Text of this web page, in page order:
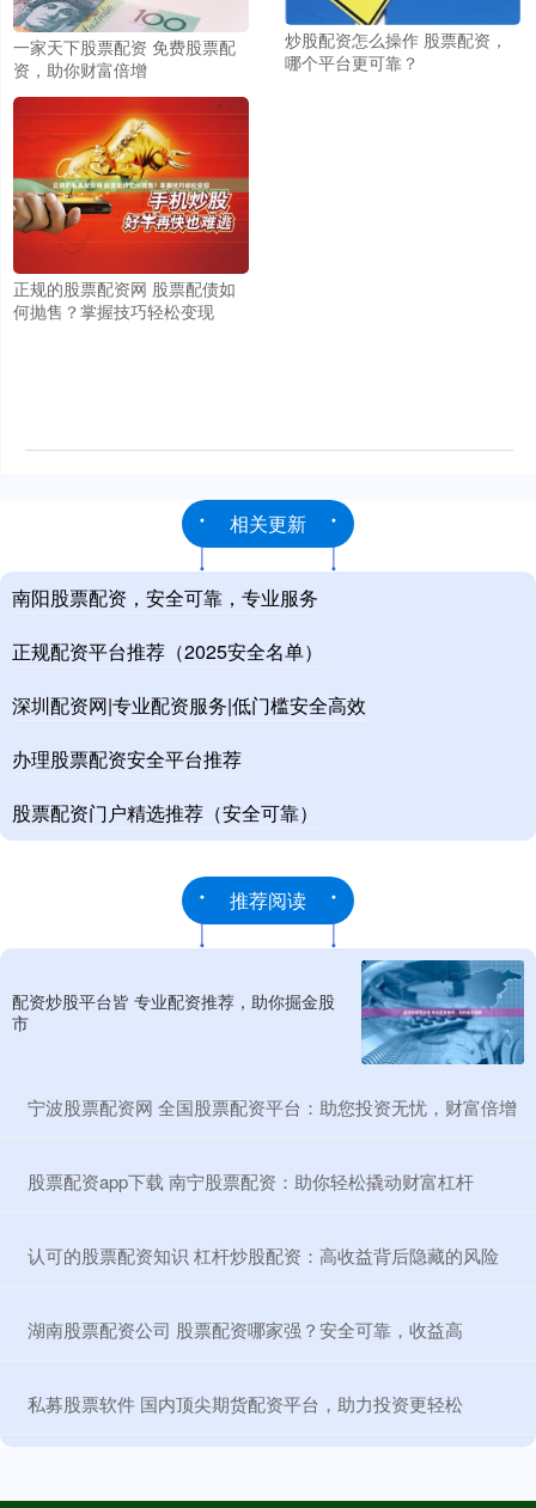
一家天下股票配资 免费股票配
资，助你财富倍增
炒股配资怎么操作 股票配资，
哪个平台更可靠？
正规的股票配资网 股票配债如
何抛售？掌握技巧轻松变现
相关更新
南阳股票配资，安全可靠，专业服务
正规配资平台推荐（2025安全名单）
深圳配资网|专业配资服务|低门槛安全高效
办理股票配资安全平台推荐
股票配资门户精选推荐（安全可靠）
推荐阅读
配资炒股平台皆 专业配资推荐，助你掘金股
市
​宁波股票配资网 全国股票配资平台：助您投资无忧，财富倍增
​股票配资app下载 南宁股票配资：助你轻松撬动财富杠杆
​认可的股票配资知识 杠杆炒股配资：高收益背后隐藏的风险
​湖南股票配资公司 股票配资哪家强？安全可靠，收益高
​私募股票软件 国内顶尖期货配资平台，助力投资更轻松